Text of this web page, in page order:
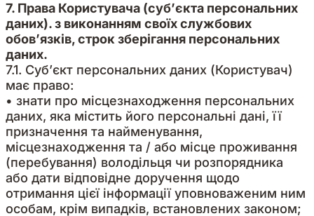
7. Права Користувача (суб’єкта персональних
даних). з виконанням своїх службових
обов’язків, строк зберігання персональних
даних.
7.1. Суб’єкт персональних даних (Користувач)
має право:
• знати про місцезнаходження персональних
даних, яка містить його персональні дані, її
призначення та найменування,
місцезнаходження та / або місце проживання
(перебування) володільця чи розпорядника
або дати відповідне доручення щодо
отримання цієї інформації уповноваженим ним
особам, крім випадків, встановлених законом;